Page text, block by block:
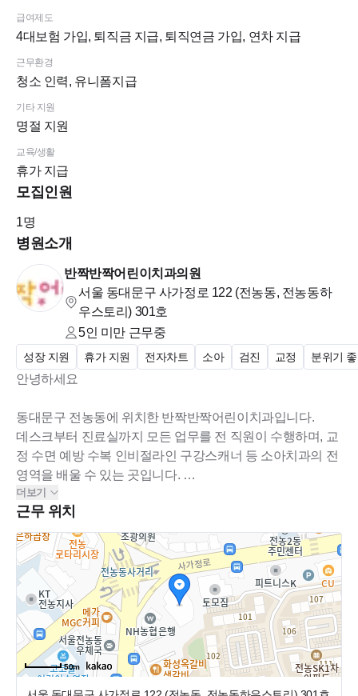
급여제도
4대보험 가입, 퇴직금 지급, 퇴직연금 가입, 연차 지급
근무환경
청소 인력, 유니폼지급
기타 지원
명절 지원
교육/생활
휴가 지급
모집인원
1명
병원소개
반짝반짝어린이치과의원
서울 동대문구 사가정로 122 (전농동, 전농동하
우스토리) 301호
5인 미만 근무중
성장 지원 휴가 지원 전자차트 소아 검진 교정 분위기
안녕하세요
동대문구 전농동에 위치한 반짝반짝어린이치과입니다.
데스크부터 진료실까지 모든 업무를 전 직원이 수행하며, 교
정 수면 예방 수복 인비절라인 구강스캐너 등 소아치과의 전
영역을 배울 수 있는 곳입니다.
규모는 작지만 진료의 질 만큼은 최고를 지향하며, 위임진료
는 하지 않습니다.
현재 고년차 및 저년차, 아르바이트 등 다양한 구성원으로 이
루어져 있습니다.
저희 치과는 아르바이트로 입사해서 데스크까지 배우는 곳
입니다.
진료 시간이 짧으며, 청소 이모님 계십니다.
* 연차는 첫 해 연 11일부터 시작
더보기
근무 위치
50m